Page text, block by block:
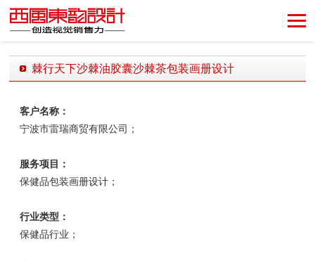
创造视觉销售力！
棘行天下沙棘油胶囊沙棘茶包装画册设计
客户名称：
宁波市雷瑞商贸有限公司；
服务项目：
保健品包装画册设计；
行业类型：
保健品行业；